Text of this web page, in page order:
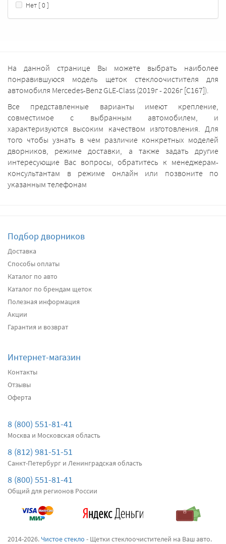
Нет [ 0 ]
На данной странице Вы можете выбрать наиболее
понравившуюся модель щеток стеклоочистителя для
автомобиля Mercedes-Benz GLE-Class (2019г - 2026г [C167]).
Все представленные варианты имеют крепление,
совместимое с выбранным автомобилем, и
характеризуются высоким качеством изготовления. Для
того чтобы узнать в чем различие конкретных моделей
дворников, режиме доставки, а также задать другие
интересующие Вас вопросы, обратитесь к менеджерам-
консультантам в режиме онлайн или позвоните по
указанным телефонам
Подбор дворников
Доставка
Способы оплаты
Каталог по авто
Каталог по брендам щеток
Полезная информация
Акции
Гарантия и возврат
Интернет-магазин
Контакты
Отзывы
Оферта
8 (800) 551-81-41
Москва и Московская область
8 (812) 981-51-51
Санкт-Петербург и Ленинградская область
8 (800) 551-81-41
Общий для регионов России
2014-2026. Чистое стекло - Щетки стеклоочистителей на Ваш авто.